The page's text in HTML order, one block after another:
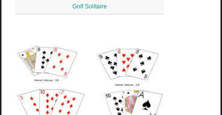
Golf Solitaire